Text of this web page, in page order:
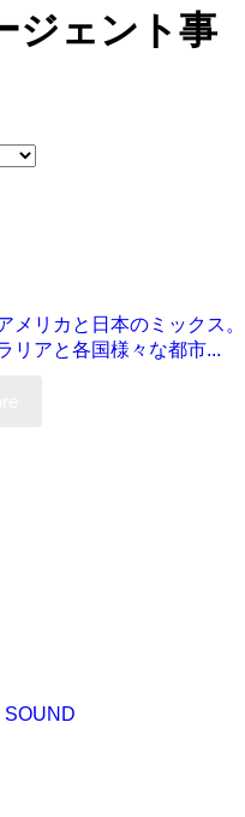
ジェント事
メリカと日本のミックス。
リアと各国様々な都市...